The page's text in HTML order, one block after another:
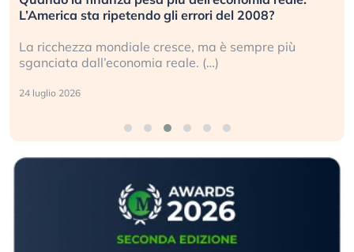
L’America sta ripetendo gli errori del 2008?
La ricchezza mondiale cresce, ma è sempre più
sganciata dall’economia reale. (…)
24 luglio 2026